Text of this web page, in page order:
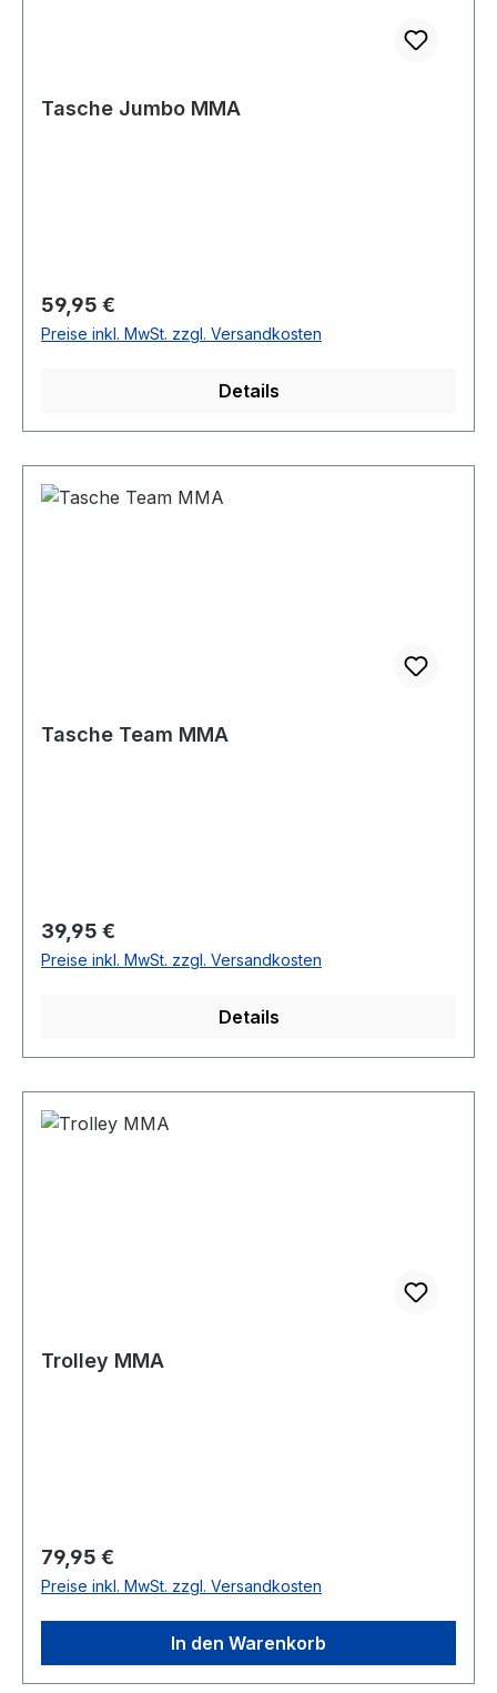
Tasche Jumbo MMA
Regulärer Preis:
59,95 €
Preise inkl. MwSt. zzgl. Versandkosten
Details
Tasche Team MMA
Regulärer Preis:
39,95 €
Preise inkl. MwSt. zzgl. Versandkosten
Details
Trolley MMA
Regulärer Preis:
79,95 €
Preise inkl. MwSt. zzgl. Versandkosten
In den Warenkorb